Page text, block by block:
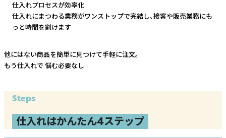
仕入れプロセスが効率化
仕入れにまつわる業務がワンストップで完結し、接客や販売業務にも
っと時間を割けます
他にはない商品を簡単に見つけて手軽に注文。
もう仕入れで 悩む必要なし
Steps
仕入れはかんたん4ステップ